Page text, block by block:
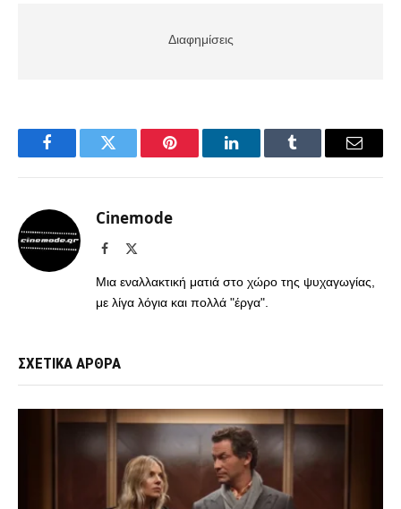
Διαφημίσεις
FacebookTwitter Pinterest LinkedInTumblr Email
Cinemode
Facebook
Μια εναλλακτική ματιά στο χώρο της ψυχαγωγίας,
με λίγα λόγια και πολλά "έργα".
ΣΧΕΤΙΚΑ ΑΡΘΡΑ